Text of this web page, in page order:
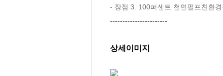
- 장점 3. 100퍼센트 천연펄프친환경
-----------------------
상세이미지